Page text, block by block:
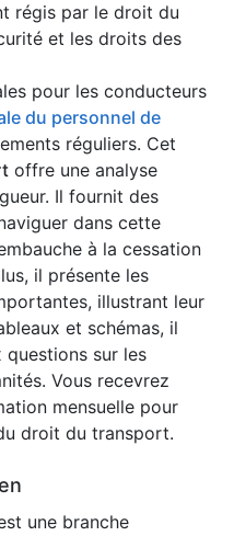
régis par le droit du
et les droits des
pour les conducteurs
du personnel de
réguliers. Cet
offre une analyse
Il fournit des
dans cette
à la cessation
il présente les
illustrant leur
et schémas, il
questions sur les
Vous recevrez
mensuelle pour
droit du transport.
une branche